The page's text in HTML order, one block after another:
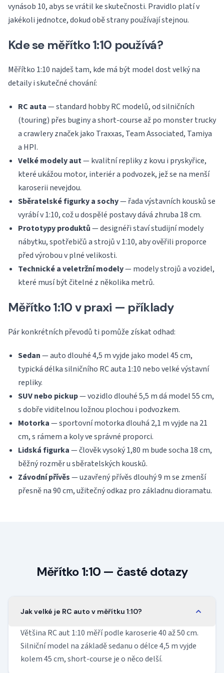
vynásob 10, abys se vrátil ke skutečnosti. Pravidlo platí v
jakékoli jednotce, dokud obě strany používají stejnou.
Kde se měřítko 1:10 používá?
Měřítko 1:10 najdeš tam, kde má být model dost velký na
detaily i skutečné chování:
RC auta— standard hobby RC modelů, od silničních
(touring) přes buginy a short-course až po monster trucky
a crawlery značek jako Traxxas, Team Associated, Tamiya
a HPI.
Velké modely aut— kvalitní repliky z kovu i pryskyřice,
které ukážou motor, interiér a podvozek, jež se na menší
karoserii nevejdou.
Sběratelské figurky a sochy— řada výstavních kousků se
vyrábí v 1:10, což u dospělé postavy dává zhruba 18 cm.
Prototypy produktů— designéři staví studijní modely
nábytku, spotřebičů a strojů v 1:10, aby ověřili proporce
před výrobou v plné velikosti.
Technické a veletržní modely— modely strojů a vozidel,
které musí být čitelné z několika metrů.
Měřítko 1:10 v praxi — příklady
Pár konkrétních převodů ti pomůže získat odhad:
Sedan— auto dlouhé 4,5 m vyjde jako model 45 cm,
typická délka silničního RC auta 1:10 nebo velké výstavní
repliky.
SUV nebo pickup— vozidlo dlouhé 5,5 m dá model 55 cm,
s dobře viditelnou ložnou plochou i podvozkem.
Motorka— sportovní motorka dlouhá 2,1 m vyjde na 21
cm, s rámem a koly ve správné proporci.
Lidská figurka— člověk vysoký 1,80 m bude socha 18 cm,
běžný rozměr u sběratelských kousků.
Závodní přívěs— uzavřený přívěs dlouhý 9 m se zmenší
přesně na 90 cm, užitečný odkaz pro základnu dioramatu.
Měřítko 1:10 — časté dotazy
Jak velké je RC auto v měřítku 1:10?
Většina RC aut 1:10 měří podle karoserie 40 až 50 cm.
Silniční model na základě sedanu o délce 4,5 m vyjde
kolem 45 cm, short-course je o něco delší.